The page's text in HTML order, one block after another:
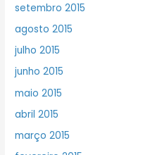
setembro 2015
agosto 2015
julho 2015
junho 2015
maio 2015
abril 2015
março 2015